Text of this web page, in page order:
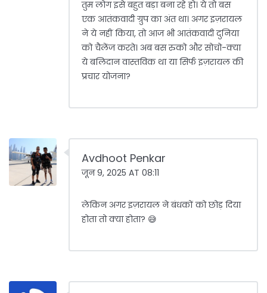
तुम लोग इसे बहुत बड़ा बना रहे हो। ये तो बस
एक आतंकवादी ग्रुप का अंत था। अगर इज़रायल
ने ये नहीं किया, तो आज भी आतंकवादी दुनिया
को चैलेंज करते। अब बस रुको और सोचो-क्या
ये बलिदान वास्तविक था या सिर्फ इज़रायल की
प्रचार योजना?
Avdhoot Penkar
जून 9, 2025 AT 08:11
लेकिन अगर इज़रायल ने बंधकों को छोड़ दिया
होता तो क्या होता? 😅